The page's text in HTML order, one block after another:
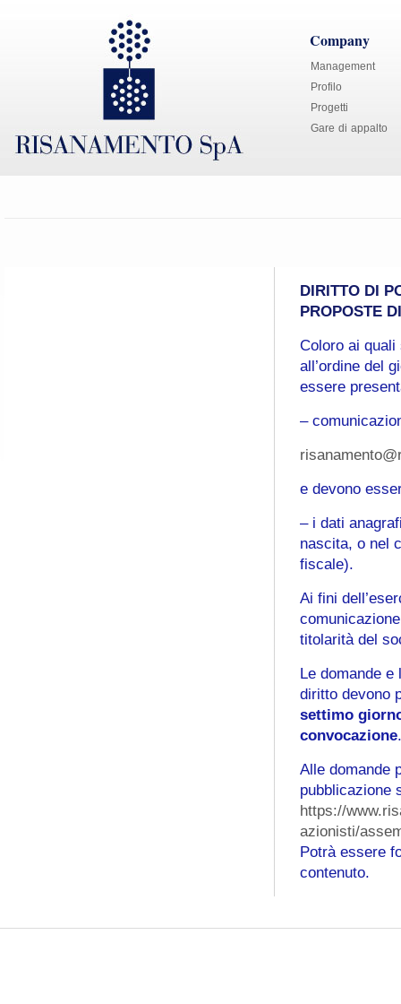
Company
Management
Profilo
Progetti
Gare di appalto
DIRITTO DI
PROPOSTE
Coloro ai
all’ordine del
essere
–
e devono
– i dati
nascita, o nel
fiscale).
Ai fini
titolarità del
Le domande
diritto devono
settimo
convocazione.
Alle domande
pubblicazione
https://
azionisti/
Potrà essere
contenuto.